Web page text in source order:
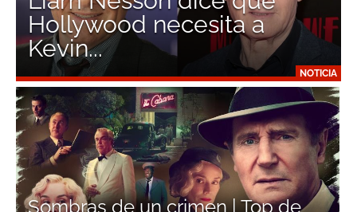
NOTICIA
Hollywood necesita a
Kevin...
Sombras de un crimen | Top de